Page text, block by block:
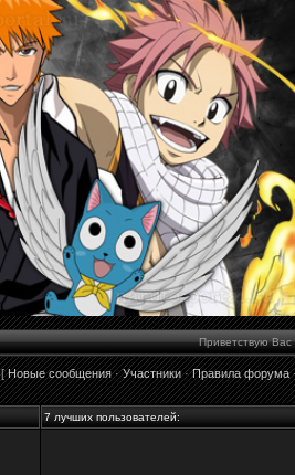
Приветствую Вас
[Новые сообщения·Участники·Правила форума
7 лучших пользователей: